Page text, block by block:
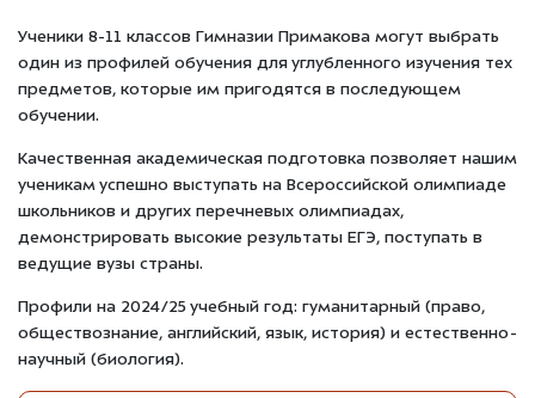
Ученики 8-11 классов Гимназии Примакова могут выбрать
один из профилей обучения для углубленного изучения тех
предметов, которые им пригодятся в последующем
обучении.
Качественная академическая подготовка позволяет нашим
ученикам успешно выступать на Всероссийской олимпиаде
школьников и других перечневых олимпиадах,
демонстрировать высокие результаты ЕГЭ, поступать в
ведущие вузы страны.
Профили на 2024/25 учебный год: гуманитарный (право,
обществознание, английский, язык, история) и естественно-
научный (биология).